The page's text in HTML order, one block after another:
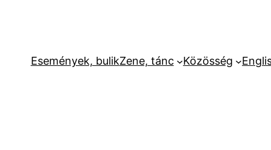
Események, bulikZene, tánc Közösség